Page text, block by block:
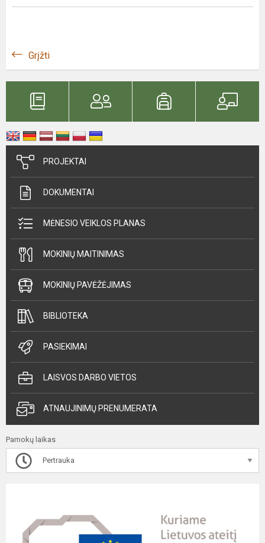
Grįžti
PROJEKTAI
DOKUMENTAI
MĖNESIO VEIKLOS PLANAS
MOKINIŲ MAITINIMAS
MOKINIŲ PAVĖŽĖJIMAS
BIBLIOTEKA
PASIEKIMAI
LAISVOS DARBO VIETOS
ATNAUJINIMŲ PRENUMERATA
Pamokų laikas
Pertrauka